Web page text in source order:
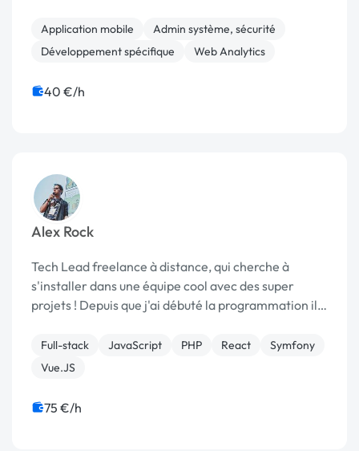
suivi régulier, je suis là pour vous conseiller et ...
Application mobile
Admin système, sécurité
Développement spécifique
Web Analytics
40 €/h
Alex Rock
Tech Lead freelance à distance, qui cherche à
s'installer dans une équipe cool avec des super
projets ! Depuis que j'ai débuté la programmation il y
responsabilités sur les différents proje...
Full-stack JavaScript PHP React
Symfony
Vue.JS
75 €/h